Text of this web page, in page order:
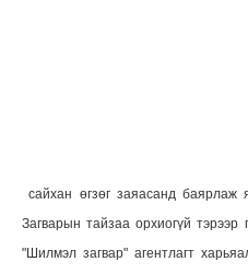
сайхан өгзөг заяасанд баярлаж
Загварын тайзаа орхиогүй тэрээр
"Шилмэл загвар" агентлагт